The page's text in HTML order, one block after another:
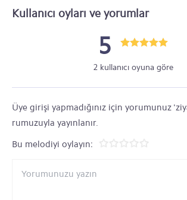
Kullanıcı oyları ve yorumlar
5
2 kullanıcı oyuna göre
Üye girişi yapmadığınız için yorumunuz
rumuzuyla yayınlanır.
Bu melodiyi oylayın: